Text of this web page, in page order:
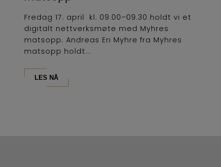
Fredag 17. april kl. 09.00–09.30 holdt vi et
digitalt nettverksmøte med Myhres
matsopp. Andreas Eri Myhre fra Myhres
matsopp holdt...
LES NÅ